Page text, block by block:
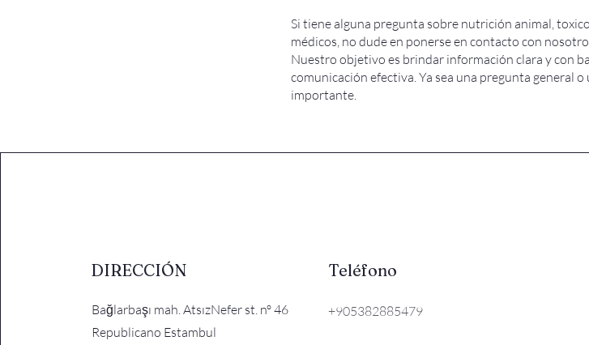
Si tiene alguna pregunta sobre nutrición animal,
médicos, no dude en ponerse en contacto con
Nuestro objetivo es brindar información clara y con
comunicación efectiva. Ya sea una pregunta general o
importante.
DIRECCIÓN
Bağlarbaşı mah. AtsızNefer st. nº 46
Republicano Estambul
Teléfono
+905382885479